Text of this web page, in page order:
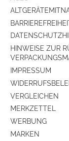
HINWEISE ZUR
IMPRESSUM
VERGLEICHEN
MERKZETTEL
WERBUNG
MARKEN